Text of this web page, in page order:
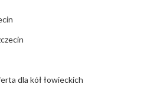
dla kół łowieckich